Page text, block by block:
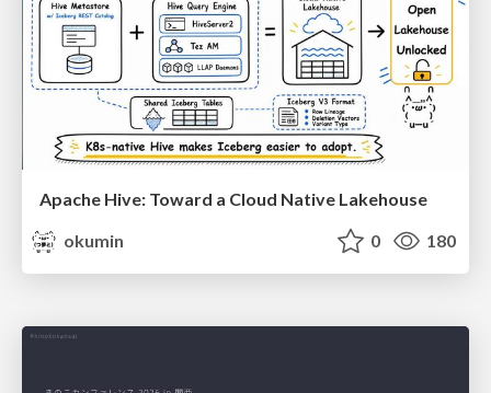
Apache Hive: Toward a Cloud Native Lakehouse
okumin
0 180